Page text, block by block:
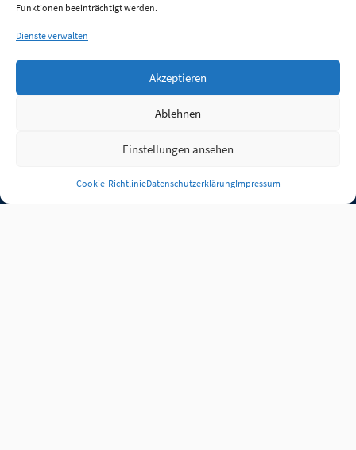
Funktionen beeinträchtigt werden.
Dienste verwalten
Akzeptieren
Ablehnen
Einstellungen ansehen
Cookie-RichtlinieDatenschutzerklärungImpressum
Anmelden
Jobs Partner FAQ Quellen